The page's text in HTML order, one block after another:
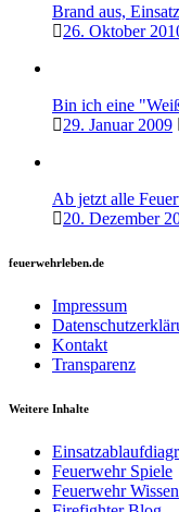
Brand aus,
26. Oktober
Bin ich eine
29. Januar 2009
Ab jetzt alle
20. Dezember
feuerwehrleben.de
Impressum
Kontakt
Transparenz
Weitere Inhalte
Feuerwehr Spiele
Feuerwehr Wissen